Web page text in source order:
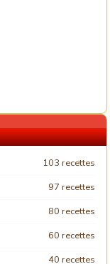
103 recettes
97 recettes
80 recettes
60 recettes
40 recettes